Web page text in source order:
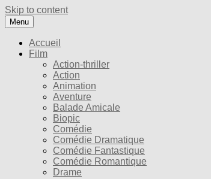
Skip to content
Menu
Accueil
Film
Action-thriller
Action
Animation
Aventure
Balade Amicale
Biopic
Comédie
Comédie Dramatique
Comédie Fantastique
Comédie Romantique
Drame